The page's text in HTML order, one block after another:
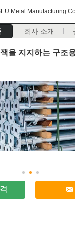
Metal Manufacturing
회사 소개
을 지지하는 구조